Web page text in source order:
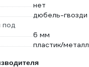
нет
дюбель-гвозди
под
6 мм
пластик/металл